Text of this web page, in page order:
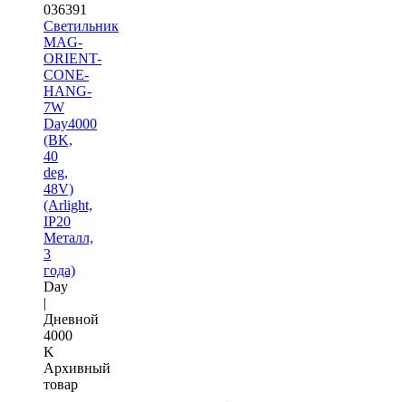
036391
Светильник
MAG-
ORIENT-
CONE-
HANG-
7W
Day4000
(BK,
40
deg,
48V)
(Arlight,
IP20
Металл,
3
года)
Day
|
Дневной
4000
K
Архивный
товар